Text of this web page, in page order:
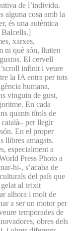
de l’individu.
alguna cosa amb la
és una autèntica
Balcells.]
xarxes,
ni què són, lluiten
El cervell
infinit i veure
la IA entra per tots
humana,
vinguin de gust,
En cada
quants títols de
per llegir
En el proper
llibres amagats.
especialment a
Press Photo a
hi-, s’acaba de
del país que
gelat al teixit
alhora i molt de
a ser un motor per
temporades de
obres dels